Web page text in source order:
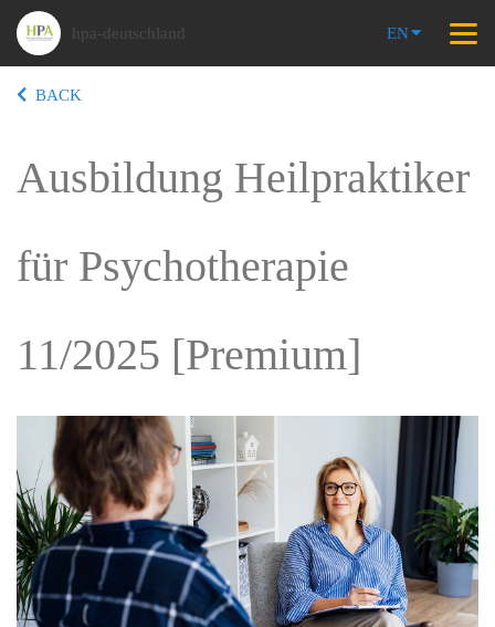
hpa-deutschland EN
BACK
Ausbildung Heilpraktiker
für Psychotherapie
11/2025 [Premium]